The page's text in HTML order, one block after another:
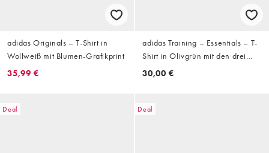
adidas Originals – T-Shirt in
Wollweiß mit Blumen-Grafikprint
35,99 €
adidas Training – Essentials – T-
Shirt in Olivgrün mit den drei
Streifen
30,00 €
Deal Deal